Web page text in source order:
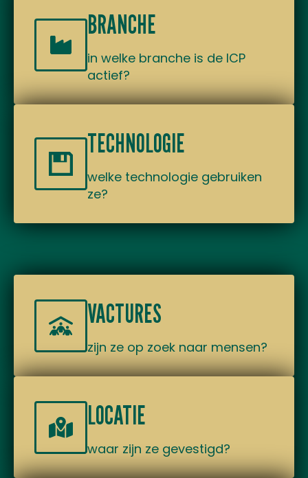
BRANCHE
in welke branche is de ICP
actief?
TECHNOLOGIE
welke technologie gebruiken
ze?
VACTURES
zijn ze op zoek naar mensen?
LOCATIE
waar zijn ze gevestigd?